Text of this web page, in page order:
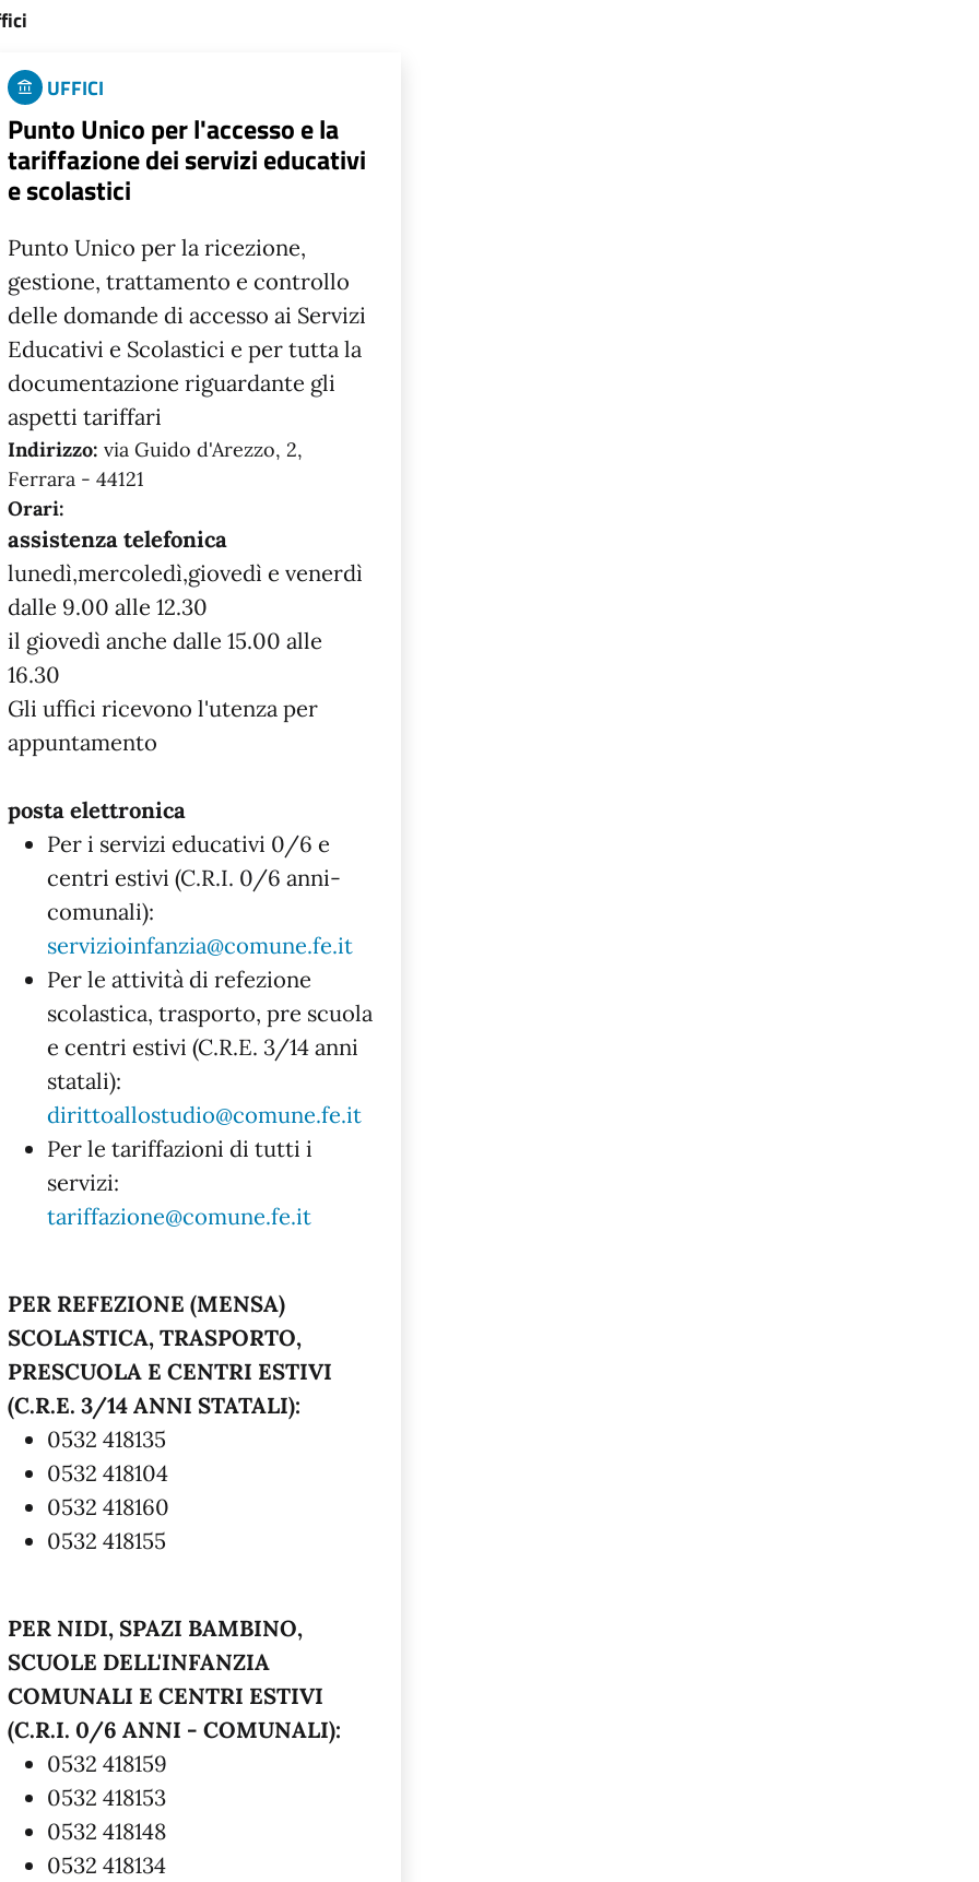
UFFICI
Punto Unico per l'accesso e la
tariffazione dei servizi educativi
e scolastici
Punto Unico per la ricezione,
gestione, trattamento e controllo
delle domande di accesso ai Servizi
Educativi e Scolastici e per tutta la
documentazione riguardante gli
aspetti tariffari
Indirizzo: via Guido d'Arezzo, 2,
Ferrara - 44121
Orari:
assistenza telefonica
lunedì,mercoledì,giovedì e venerdì
dalle 9.00 alle 12.30
il giovedì anche dalle 15.00 alle
16.30
Gli uffici ricevono l'utenza per
appuntamento
posta elettronica
Per i servizi educativi 0/6 e
centri estivi (C.R.I. 0/6 anni-
comunali):
servizioinfanzia@comune.fe.it
Per le attività di refezione
scolastica, trasporto, pre scuola
e centri estivi (C.R.E. 3/14 anni
statali):
dirittoallostudio@comune.fe.it
Per le tariffazioni di tutti i
servizi:
tariffazione@comune.fe.it
PER REFEZIONE (MENSA)
SCOLASTICA, TRASPORTO,
PRESCUOLA E CENTRI ESTIVI
(C.R.E. 3/14 ANNI STATALI):
0532 418135
0532 418104
0532 418160
0532 418155
PER NIDI, SPAZI BAMBINO,
SCUOLE DELL'INFANZIA
COMUNALI E CENTRI ESTIVI
(C.R.I. 0/6 ANNI - COMUNALI):
0532 418159
0532 418153
0532 418148
0532 418134